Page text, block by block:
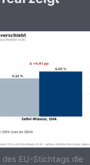
EU-Stichtags die